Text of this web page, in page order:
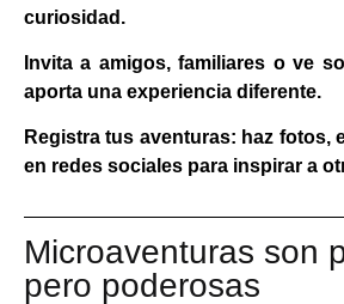
curiosidad.
Invita a amigos, familiares o ve
aporta una experiencia diferente.
Registra tus aventuras: haz fotos,
en redes sociales para inspirar a
Microaventuras son
pero poderosas